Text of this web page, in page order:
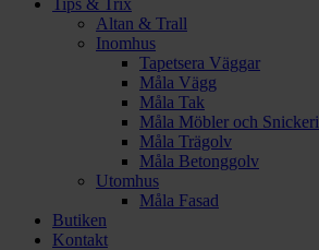
Tips & Trix
Altan & Trall
Inomhus
Tapetsera Väggar
Måla Vägg
Måla Tak
Måla Möbler och Snickeri
Måla Trägolv
Måla Betonggolv
Utomhus
Måla Fasad
Butiken
Kontakt